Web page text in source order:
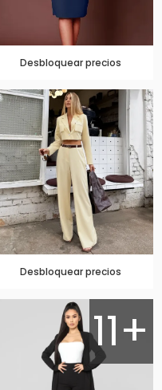
Desbloquear precios
Desbloquear precios
11+